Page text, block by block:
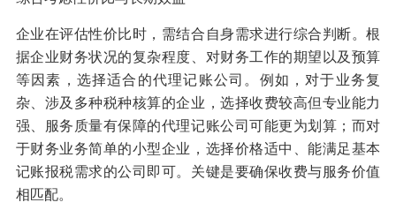
企业在评估性价比时，需结合自身需求进行综合判断。根
据企业财务状况的复杂程度、对财务工作的期望以及预算
等因素，选择适合的代理记账公司。例如，对于业务复
杂、涉及多种税种核算的企业，选择收费较高但专业能力
强、服务质量有保障的代理记账公司可能更为划算；而对
于财务业务简单的小型企业，选择价格适中、能满足基本
记账报税需求的公司即可。关键是要确保收费与服务价值
相匹配。